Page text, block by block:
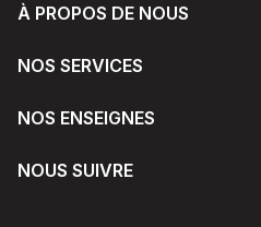
À PROPOS DE NOUS
NOS SERVICES
NOS ENSEIGNES
NOUS SUIVRE